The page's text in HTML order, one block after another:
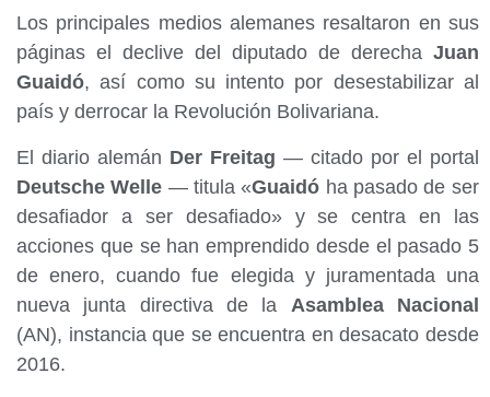
Los principales medios alemanes resaltaron en sus
páginas el declive del diputado de derecha Juan
Guaidó, así como su intento por desestabilizar al
país y derrocar la Revolución Bolivariana.
El diario alemán Der Freitag — citado por el portal
Deutsche Welle — titula «Guaidó ha pasado de ser
desafiador a ser desafiado» y se centra en las
acciones que se han emprendido desde el pasado 5
de enero, cuando fue elegida y juramentada una
nueva junta directiva de la Asamblea Nacional
(AN), instancia que se encuentra en desacato desde
2016.